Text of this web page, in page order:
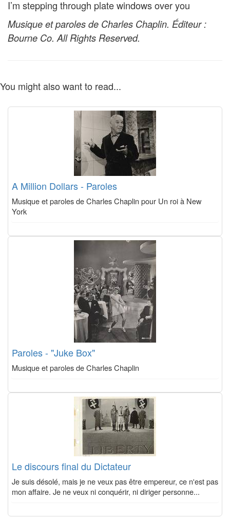
I’m stepping through plate windows over you
Musique et paroles de Charles Chaplin. Éditeur :
Bourne Co. All Rights Reserved.
You might also want to read...
A Million Dollars - Paroles
Musique et paroles de Charles Chaplin pour Un roi à New
York
Paroles - "Juke Box"
Musique et paroles de Charles Chaplin
Le discours final du Dictateur
Je suis désolé, mais je ne veux pas être empereur, ce n'est pas
mon affaire. Je ne veux ni conquérir, ni diriger personne...